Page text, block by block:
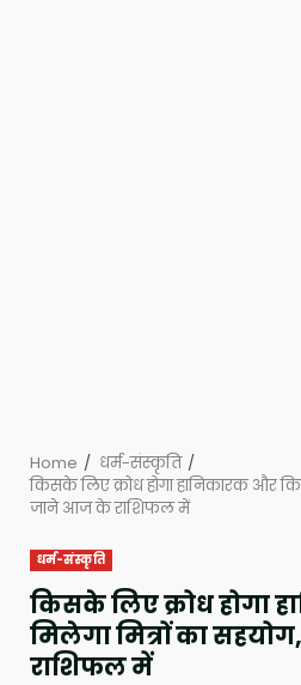
Home
धर्म-संस्कृति
किसके लिए क्रोध होगा हानिकारक और
जाने आज के राशिफल में
धर्म-संस्कृति
किसके लिए क्रोध होगा
मिलेगा मित्रों का
राशिफल में